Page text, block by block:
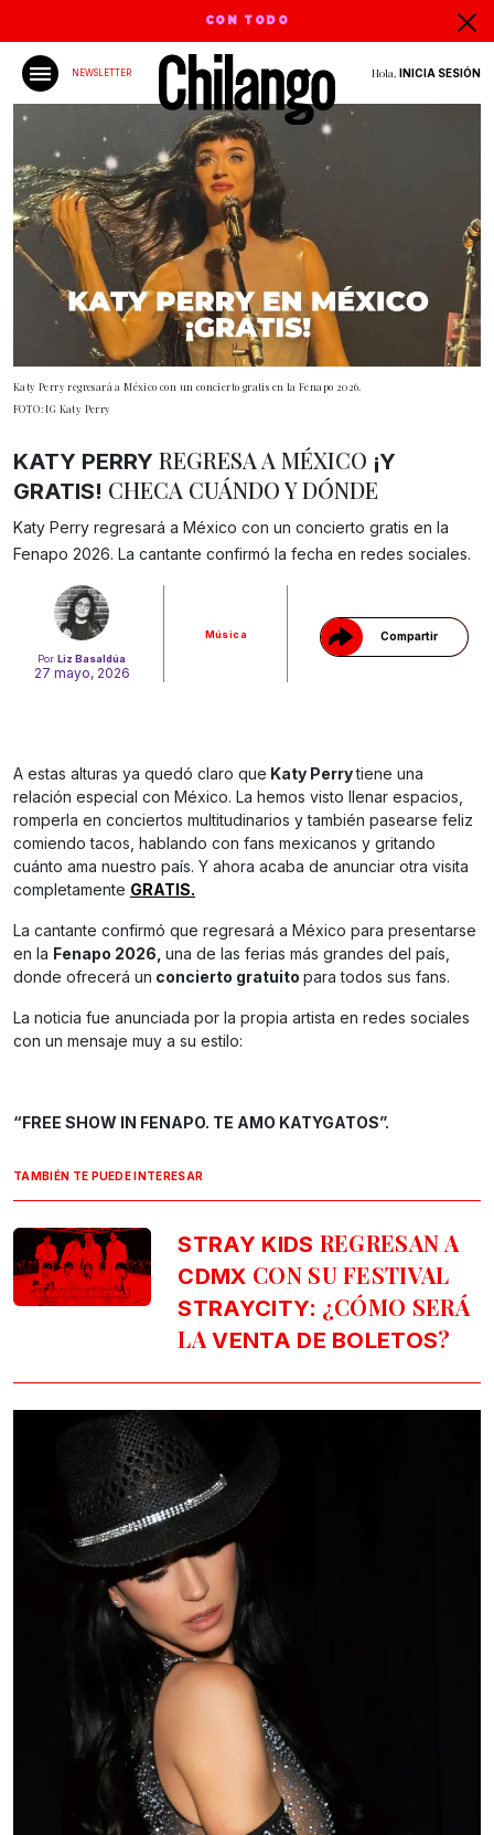
CON TODO
NEWSLETTER Hola, INICIA SESIÓN
Katy Perry regresará a México con un concierto gratis en la Fenapo 2026.
FOTO: IG Katy Perry
Por Liz Basaldúa
27 mayo, 2026
Música Compartir
Gracias!
KATY PERRY REGRESA A MÉXICO ¡Y
GRATIS! CHECA CUÁNDO Y DÓNDE
Katy Perry regresará a México con un concierto gratis en la
Fenapo 2026. La cantante confirmó la fecha en redes sociales.
A estas alturas ya quedó claro que Katy Perrytiene una
relación especial con México. La hemos visto llenar espacios,
romperla en conciertos multitudinarios y también pasearse feliz
comiendo tacos, hablando con fans mexicanos y gritando
cuánto ama nuestro país. Y ahora acaba de anunciar otra visita
completamente GRATIS.
La cantante confirmó que regresará a México para presentarse
en la Fenapo 2026, una de las ferias más grandes del país,
donde ofrecerá un concierto gratuito para todos sus fans.
La noticia fue anunciada por la propia artista en redes sociales
con un mensaje muy a su estilo:
“FREE SHOW IN FENAPO. TE AMO KATYGATOS”.
TAMBIÉN TE PUEDE INTERESAR
STRAY KIDS REGRESAN A
CDMX CON SU FESTIVAL
STRAYCITY: ¿CÓMO SERÁ
LAVENTA DE BOLETOS?